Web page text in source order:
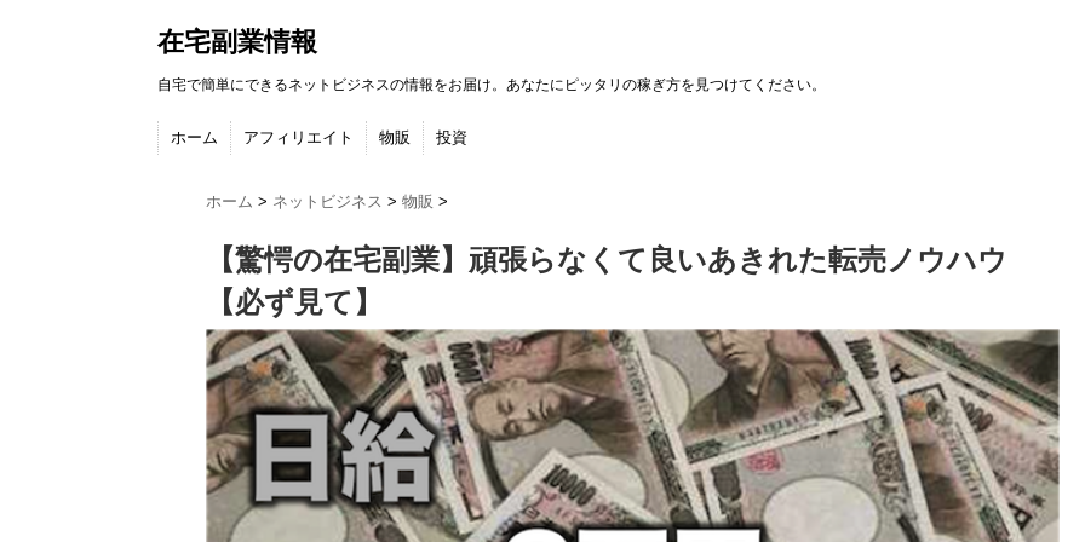
在宅副業情報
自宅で簡単にできるネットビジネスの情報をお届け。あなたにピッタリの稼ぎ方を見つけてください。
ホーム アフィリエイト 物販 投資
ホーム > ネットビジネス > 物販 >
【驚愕の在宅副業】頑張らなくて良いあきれた転売ノウハウ
【必ず見て】